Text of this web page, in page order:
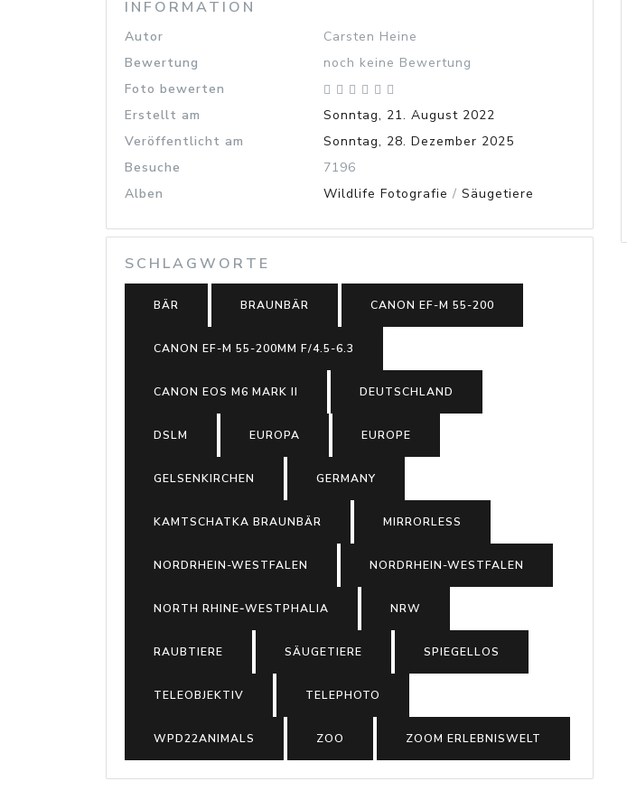
INFORMATION
Autor
Carsten Heine
Bewertung
noch keine Bewertung
Foto bewerten
Erstellt am
Sonntag, 21. August 2022
Veröffentlicht am
Sonntag, 28. Dezember 2025
Besuche
7196
Alben
Wildlife Fotografie / Säugetiere
SCHLAGWORTE
BÄR BRAUNBÄR CANON EF-M 55-200
CANON EF-M 55-200MM F/4.5-6.3
CANON EOS M6 MARK II DEUTSCHLAND
DSLM EUROPA EUROPE
GELSENKIRCHEN GERMANY
KAMTSCHATKA BRAUNBÄR MIRRORLESS
NORDRHEIN-WESTFALEN NORDRHEIN-WESTFALEN
NORTH RHINE‑WESTPHALIA NRW
RAUBTIERE SÄUGETIERE SPIEGELLOS
TELEOBJEKTIV TELEPHOTO
WPD22ANIMALS ZOO ZOOM ERLEBNISWELT